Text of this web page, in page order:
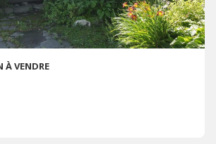
VENDRE